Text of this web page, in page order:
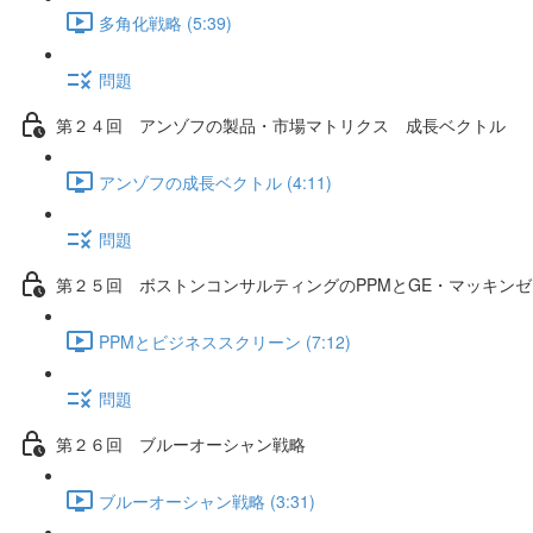
多角化戦略 (5:39)
問題
第２４回 アンゾフの製品・市場マトリクス 成長ベクトル
アンゾフの成長ベクトル (4:11)
問題
第２５回 ボストンコンサルティングのPPMとGE・マッキン
PPMとビジネススクリーン (7:12)
問題
第２６回 ブルーオーシャン戦略
ブルーオーシャン戦略 (3:31)